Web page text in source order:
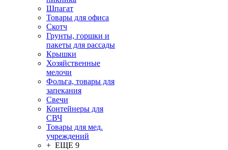
Шпагат
Товары для офиса
Скотч
Грунты, горшки и
пакеты для рассады
Крышки
Хозяйственные
мелочи
Фольга, товары для
запекания
Свечи
Контейнеры для
СВЧ
Товары для мед.
учреждений
+ ЕЩЕ 9